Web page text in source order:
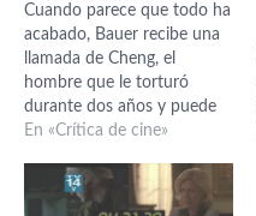
Cuando parece que todo ha
acabado, Bauer recibe una
llamada de Cheng, el
hombre que le torturó
durante dos años y puede
oir la voz de Audrey a la que
sugiere un intercambio. Le
entregará a Audrey a
En «Crítica de cine»